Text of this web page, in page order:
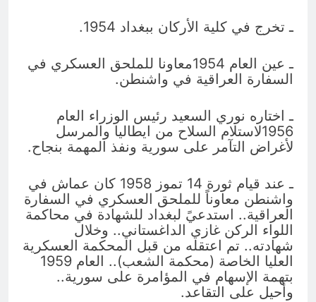
ـ تخرج في كلية الأركان ببغداد 1954.
ـ عين العام 1954معاونا للملحق العسكري في
السفارة العراقية في واشنطن.
ـ اختاره نوري السعيد رئيس الوزراء العام
1956لاستلام السلاح من ايطاليا والمرسل
لأغراض التآمر على سورية ونفذ المهمة بنجاح.
ـ عند قيام ثورة 14 تموز 1958 كان عماش في
واشنطن معاوناً للملحق العسكري في السفارة
العراقية.. استدعيً لبغداد للشهادة في محاكمة
اللواء الركن غازي الداغستاني.. وخلال
شهادته.. تم اعتقله من قبل المحكمة العسكرية
العليا الخاصة (محكمة الشعب).. العام 1959
بتهمة الإسهام في المؤامرة على سورية..
وأحيل على التقاعد.